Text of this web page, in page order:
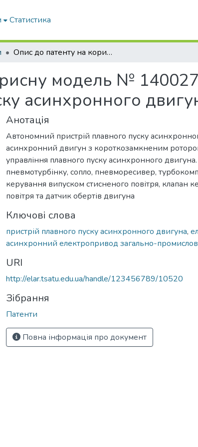
Статистика
Опис до патенту на корисну модель № 140027 "Автономний пристрій плавного пуску асинхронного двигуна"
модель №
асинхронного
Анотація
Автономний пристрій плавного пуску
асинхронний двигун з короткозамкненим
управління плавного пуску асинхронного
пневмотурбінку, сопло, пневморесивер,
керування випуском стисненого повітря, клапан
повітря та датчик обертів двигуна
Ключові слова
пристрій плавного пуску асинхронного двигуна,
асинхронний електропривод загально-
URI
http://elar.tsatu.edu.ua/handle/123456789/10520
Зібрання
Патенти
Повна інформація про документ